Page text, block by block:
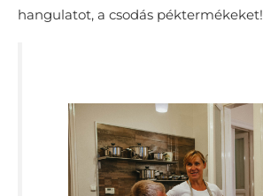
hangulatot, a csodás péktermékeket!